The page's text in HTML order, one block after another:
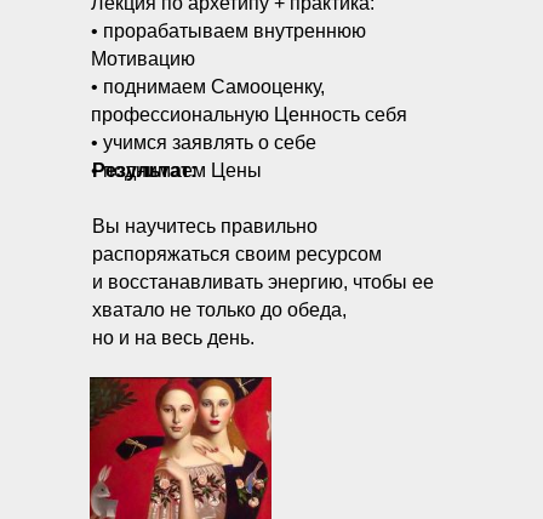
Вы научитесь правильно
распоряжаться своим ресурсом
и восстанавливать энергию, чтобы ее
хватало не только до обеда,
но и на весь день.
• прорабатываем внутреннюю
Мотивацию
• поднимаем Самооценку,
профессиональную Ценность себя
• учимся заявлять о себе
• поднимаем Цены
Результат: